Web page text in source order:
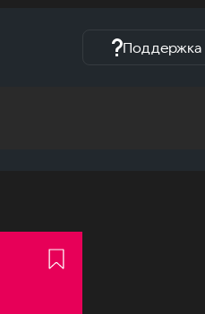
Поддержка